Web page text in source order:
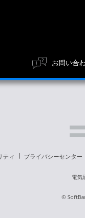
お問い合
ティ プライバシーセンター
電気
©